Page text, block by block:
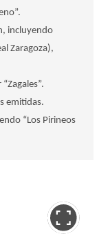
incluyendo
Zaragoza),
emitidas.
“Los Pirineos